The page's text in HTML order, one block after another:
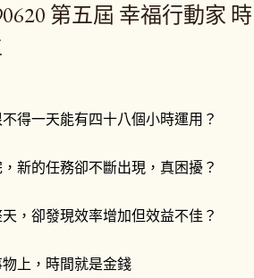
第五屆 幸福行動家
得一天能有四十八個小時運用？
新的任務卻不斷出現，真困擾？
，卻發現效率增加但效益不佳？
上，時間就是金錢